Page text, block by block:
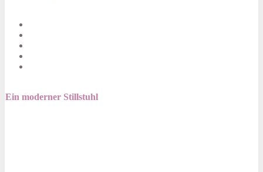
Ein moderner Stillstuhl